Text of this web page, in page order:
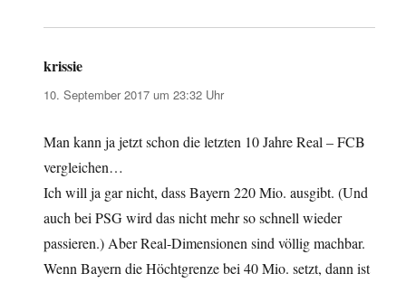
krissie
10. September 2017 um 23:32 Uhr
Man kann ja jetzt schon die letzten 10 Jahre Real – FCB
vergleichen…
Ich will ja gar nicht, dass Bayern 220 Mio. ausgibt. (Und
auch bei PSG wird das nicht mehr so schnell wieder
passieren.) Aber Real-Dimensionen sind völlig machbar.
Wenn Bayern die Höchtgrenze bei 40 Mio. setzt, dann ist